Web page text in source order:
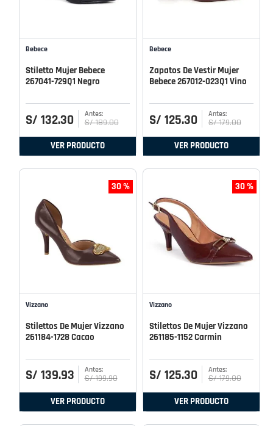
Bebece
Stiletto Mujer Bebece
267041-729Q1 Negro
S/ 132.30 S/ 189.00
VER PRODUCTO
Bebece
Zapatos De Vestir Mujer
Bebece 267012-023Q1 Vino
S/ 125.30 S/ 179.00
VER PRODUCTO
30 %
Vizzano
Stilettos De Mujer Vizzano
261184-1728 Cacao
S/ 139.93 S/ 199.90
VER PRODUCTO
30 %
Vizzano
Stilettos De Mujer Vizzano
261185-1152 Carmin
S/ 125.30 S/ 179.00
VER PRODUCTO